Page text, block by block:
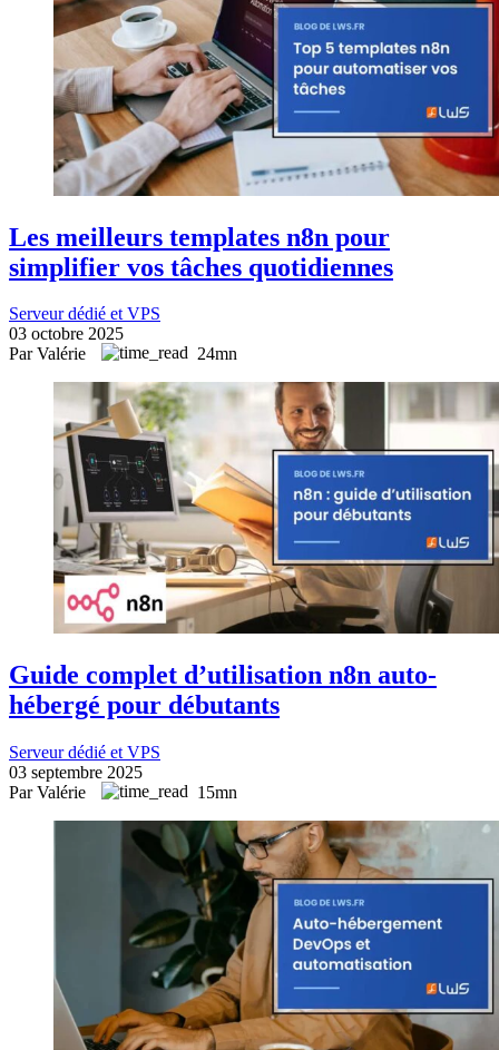
Les meilleurs templates n8n pour
simplifier vos tâches quotidiennes
Serveur dédié et VPS
03 octobre 2025
Par Valérie
24mn
Guide complet d’utilisation n8n auto-
hébergé pour débutants
Serveur dédié et VPS
03 septembre 2025
Par Valérie
15mn